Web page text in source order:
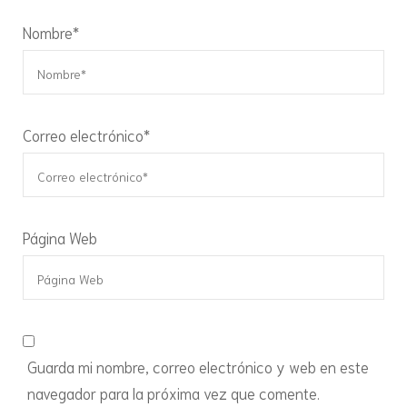
Nombre*
Correo electrónico*
Página Web
Guarda mi nombre, correo electrónico y web en este
navegador para la próxima vez que comente.